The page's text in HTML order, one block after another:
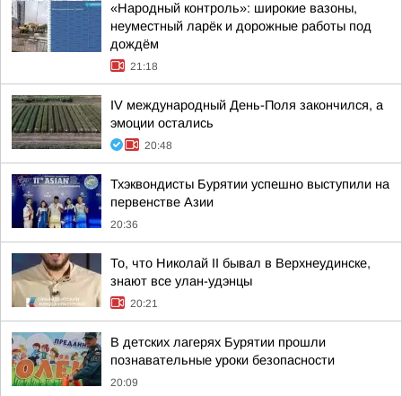
«Народный контроль»: широкие вазоны,
неуместный ларёк и дорожные работы под
дождём
21:18
IV международный День-Поля закончился, а
эмоции остались
20:48
Тхэквондисты Бурятии успешно выступили на
первенстве Азии
20:36
То, что Николай II бывал в Верхнеудинске,
знают все улан-удэнцы
20:21
В детских лагерях Бурятии прошли
познавательные уроки безопасности
20:09